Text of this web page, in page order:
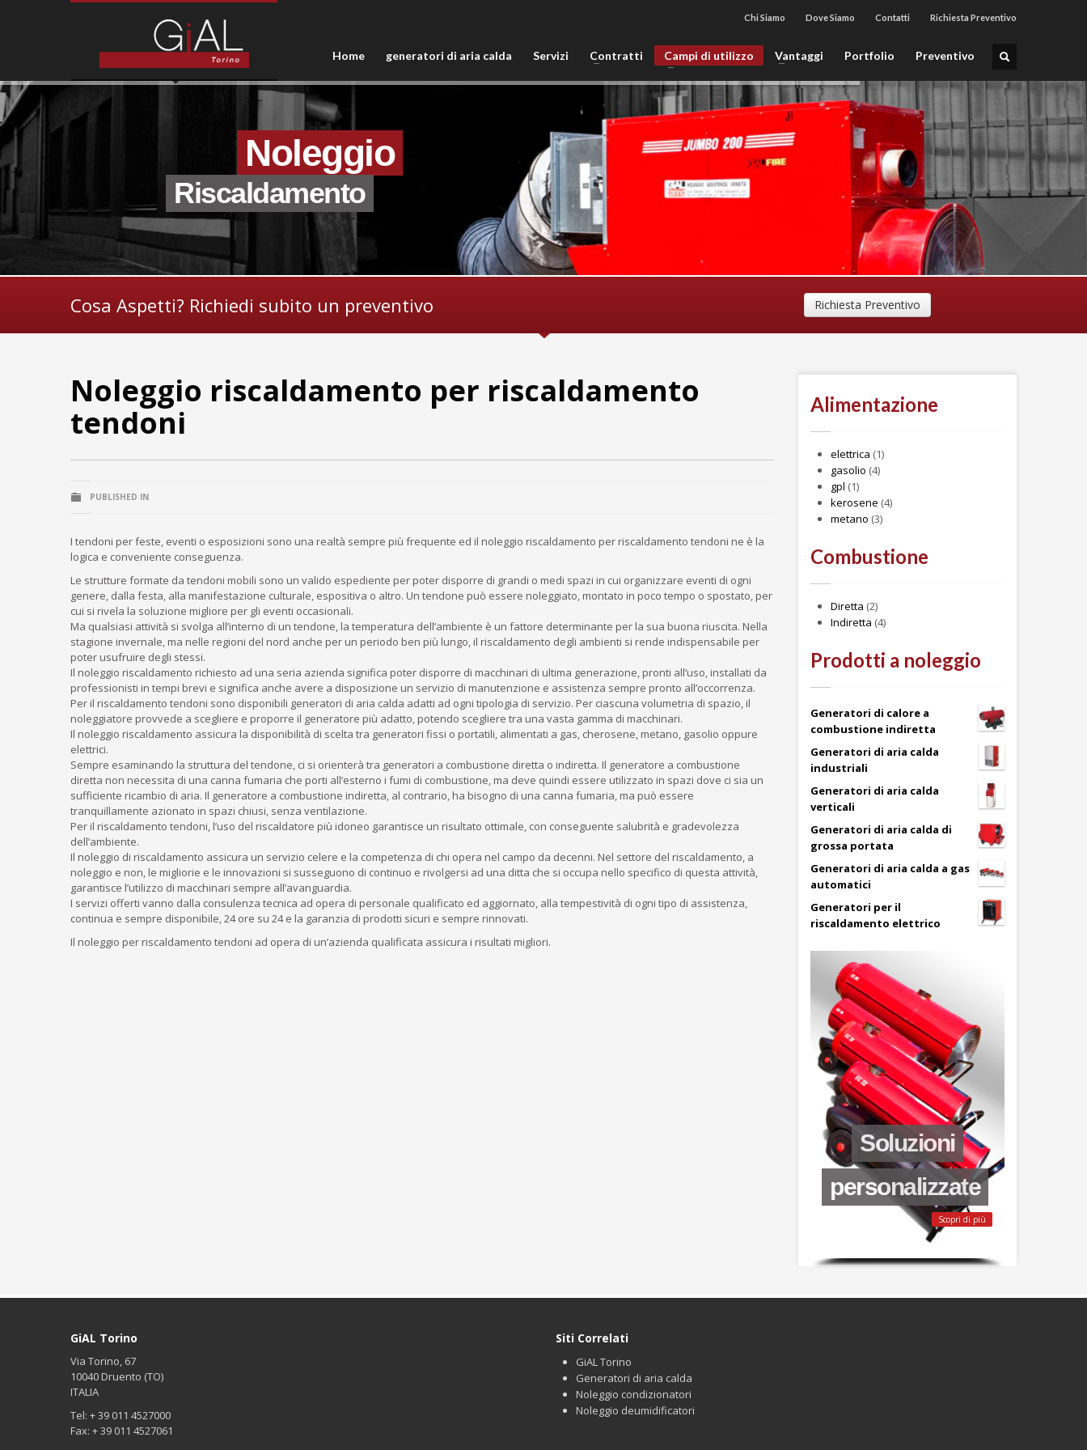
Chi Siamo Dove Siamo Contatti Richiesta Preventivo
Home generatori di aria calda Servizi Contratti Campi di utilizzo Vantaggi Portfolio Preventivo
Noleggio
Riscaldamento
Cosa Aspetti? Richiedi subito un preventivo Richiesta Preventivo
Noleggio riscaldamento per riscaldamento
tendoni
PUBLISHED IN
I tendoni per feste, eventi o esposizioni sono una realtà sempre più frequente ed il noleggio riscaldamento per riscaldamento tendoni ne è la
logica e conveniente conseguenza.
Le strutture formate da tendoni mobili sono un valido espediente per poter disporre di grandi o medi spazi in cui organizzare eventi di ogni
genere, dalla festa, alla manifestazione culturale, espositiva o altro. Un tendone può essere noleggiato, montato in poco tempo o spostato, per
cui si rivela la soluzione migliore per gli eventi occasionali.
Ma qualsiasi attività si svolga all’interno di un tendone, la temperatura dell’ambiente è un fattore determinante per la sua buona riuscita. Nella
stagione invernale, ma nelle regioni del nord anche per un periodo ben più lungo, il riscaldamento degli ambienti si rende indispensabile per
poter usufruire degli stessi.
Il noleggio riscaldamento richiesto ad una seria azienda significa poter disporre di macchinari di ultima generazione, pronti all’uso, installati da
professionisti in tempi brevi e significa anche avere a disposizione un servizio di manutenzione e assistenza sempre pronto all’occorrenza.
Per il riscaldamento tendoni sono disponibili generatori di aria calda adatti ad ogni tipologia di servizio. Per ciascuna volumetria di spazio, il
noleggiatore provvede a scegliere e proporre il generatore più adatto, potendo scegliere tra una vasta gamma di macchinari.
Il noleggio riscaldamento assicura la disponibilità di scelta tra generatori fissi o portatili, alimentati a gas, cherosene, metano, gasolio oppure
elettrici.
Sempre esaminando la struttura del tendone, ci si orienterà tra generatori a combustione diretta o indiretta. Il generatore a combustione
diretta non necessita di una canna fumaria che porti all’esterno i fumi di combustione, ma deve quindi essere utilizzato in spazi dove ci sia un
sufficiente ricambio di aria. Il generatore a combustione indiretta, al contrario, ha bisogno di una canna fumaria, ma può essere
tranquillamente azionato in spazi chiusi, senza ventilazione.
Per il riscaldamento tendoni, l’uso del riscaldatore più idoneo garantisce un risultato ottimale, con conseguente salubrità e gradevolezza
dell’ambiente.
Il noleggio di riscaldamento assicura un servizio celere e la competenza di chi opera nel campo da decenni. Nel settore del riscaldamento, a
noleggio e non, le migliorie e le innovazioni si susseguono di continuo e rivolgersi ad una ditta che si occupa nello specifico di questa attività,
garantisce l’utilizzo di macchinari sempre all’avanguardia.
I servizi offerti vanno dalla consulenza tecnica ad opera di personale qualificato ed aggiornato, alla tempestività di ogni tipo di assistenza,
continua e sempre disponibile, 24 ore su 24 e la garanzia di prodotti sicuri e sempre rinnovati.
Il noleggio per riscaldamento tendoni ad opera di un’azienda qualificata assicura i risultati migliori.
Alimentazione
elettrica (1)
gasolio (4)
gpl (1)
kerosene (4)
metano (3)
Combustione
Diretta (2)
Indiretta (4)
Prodotti a noleggio
Generatori di calore a
combustione indiretta
Generatori di aria calda
industriali
Generatori di aria calda
verticali
Generatori di aria calda di
grossa portata
Generatori di aria calda a gas
automatici
Generatori per il
riscaldamento elettrico
Scopri di più
Soluzioni
GiAL Torino
Via Torino, 67
10040 Druento (TO)
ITALIA
Tel: + 39 011 4527000
Fax: + 39 011 4527061
Siti Correlati
GiAL Torino
Generatori di aria calda
Noleggio condizionatori
Noleggio deumidificatori